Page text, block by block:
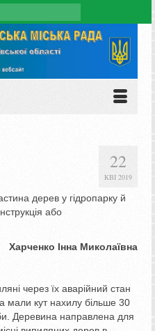
22
КВІ 2019
дерев у гідропарку й
або
Харченко Інна Миколаївна
через їх аварійний стан
мали кут нахилу більше 30
Деревина направлена для